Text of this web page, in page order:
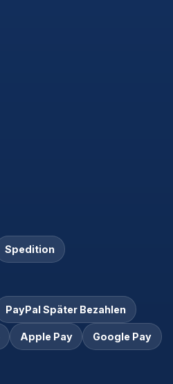
Spedition
PayPal Später Bezahlen
Apple Pay Google Pay